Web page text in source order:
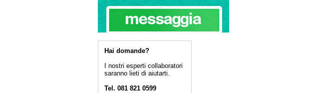
Hai domande?
I nostri esperti collaboratori
saranno lieti di aiutarti.
Tel. 081 821 0599